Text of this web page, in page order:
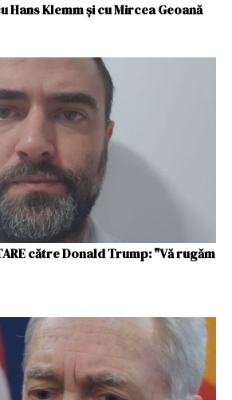
Hans Klemm și cu Mircea Geoană
către Donald Trump: "Vă rugăm